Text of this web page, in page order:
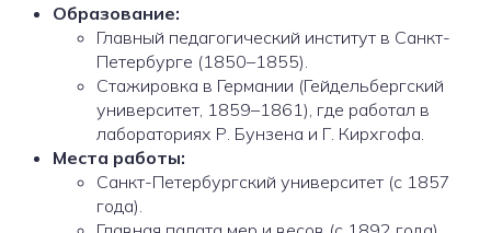
Образование:
Главный педагогический институт в Санкт-
Петербурге (1850–1855).
Стажировка в Германии (Гейдельбергский
университет, 1859–1861), где работал в
лабораториях Р. Бунзена и Г. Кирхгофа.
Места работы:
Санкт-Петербургский университет (с 1857
года).